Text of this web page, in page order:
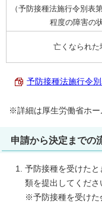
（予防接種法施行令別表
程度の障害の状
亡くなられた
予防接種法施行令
※詳細は厚生労働省ホ
申請から決定までの
予防接種を受けた
類を提出してくださ
※予防接種を受けた